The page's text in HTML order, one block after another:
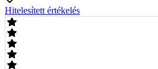
Hitelesített értékelés